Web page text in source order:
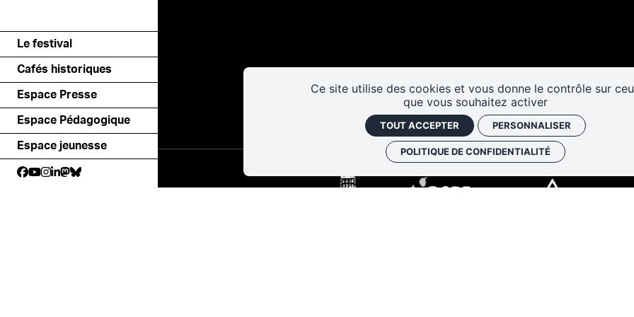
Ce site utilise des cookies et vous donne le contrôle sur
que vous souhaitez activer
TOUT ACCEPTER PERSONNALISER
POLITIQUE DE CONFIDENTIALITÉ
Le festival
Cafés historiques
Espace Presse
Espace Pédagogique
Espace jeunesse
historiques